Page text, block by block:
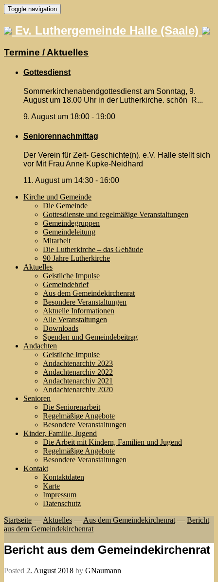
Skip
to
content
Toggle navigation
Ev. Luthergemeinde Halle (Saale)
Termine / Aktuelles
Gottesdienst
Sommerkirchenabendgottesdienst am Sonntag, 9.
August um 18.00 Uhr in der Lutherkirche. schön R...
9. August um 18:00 - 19:00
Seniorennachmittag
Der Verein für Zeit- Geschichte(n). e.V. Halle stellt sich
vor Mit Frau Anne Kupke-Neidhard
11. August um 14:30 - 16:00
Kirche und Gemeinde
Die Gemeinde
Gottesdienste und regelmäßige Veranstaltungen
Gemeindegruppen
Gemeindeleitung
Mitarbeit
Die Lutherkirche – das Gebäude
90 Jahre Lutherkirche
Aktuelles
Geistliche Impulse
Gemeindebrief
Aus dem Gemeindekirchenrat
Besondere Veranstaltungen
Aktuelle Informationen
Alle Veranstaltungen
Downloads
Spenden und Gemeindebeitrag
Andachten
Geistliche Impulse
Andachtenarchiv 2023
Andachtenarchiv 2022
Andachtenarchiv 2021
Andachtenarchiv 2020
Senioren
Die Seniorenarbeit
Regelmäßige Angebote
Besondere Veranstaltungen
Kinder, Familie, Jugend
Die Arbeit mit Kindern, Familien und Jugend
Regelmäßige Angebote
Besondere Veranstaltungen
Kontakt
Kontaktdaten
Karte
Impressum
Datenschutz
Startseite — Aktuelles — Aus dem Gemeindekirchenrat — Bericht
aus dem Gemeindekirchenrat
Bericht aus dem Gemeindekirchenrat
Posted 2. August 2018 by GNaumann